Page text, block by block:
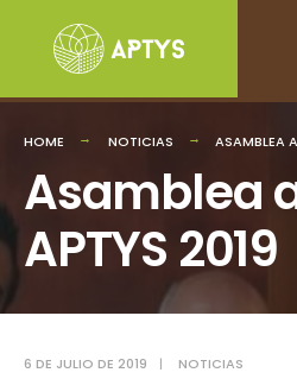
HOME NOTICIAS ASAMBLEA
Asamblea
APTYS 2019
6 DE JULIO DE 2019 | NOTICIAS
for: